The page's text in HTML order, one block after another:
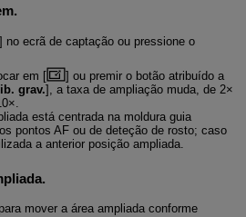
] no ecrã de captação ou pressione o
em [
] ou premir o botão atribuído a
grav.], a taxa de ampliação muda, de 2×
está centrada na moldura guia
pontos AF ou de deteção de rosto; caso
a anterior posição ampliada.
para mover a área ampliada conforme